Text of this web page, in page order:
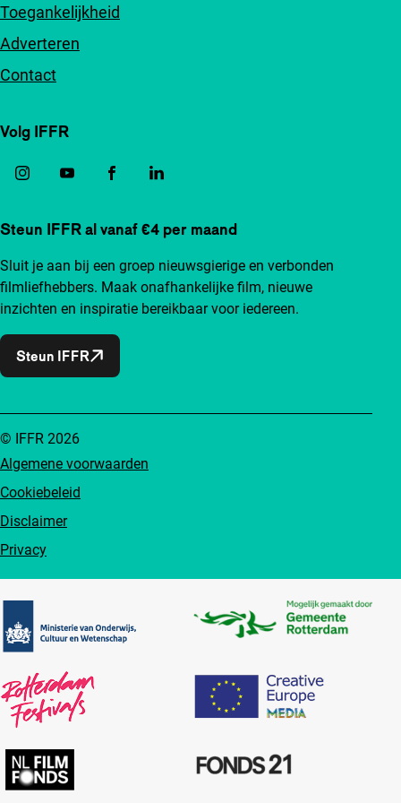
Toegankelijkheid
Adverteren
Contact
Volg IFFR
Steun IFFR al vanaf €4 per maand
Sluit je aan bij een groep nieuwsgierige en verbonden
filmliefhebbers. Maak onafhankelijke film, nieuwe
inzichten en inspiratie bereikbaar voor iedereen.
Steun IFFR
Algemene voorwaarden
Cookiebeleid
Disclaimer
Privacy
© IFFR 2026